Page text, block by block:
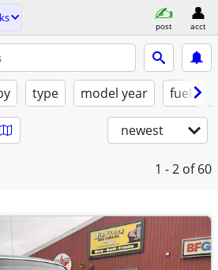
post acct
type model year fuel
newest
1 - 2 of 60